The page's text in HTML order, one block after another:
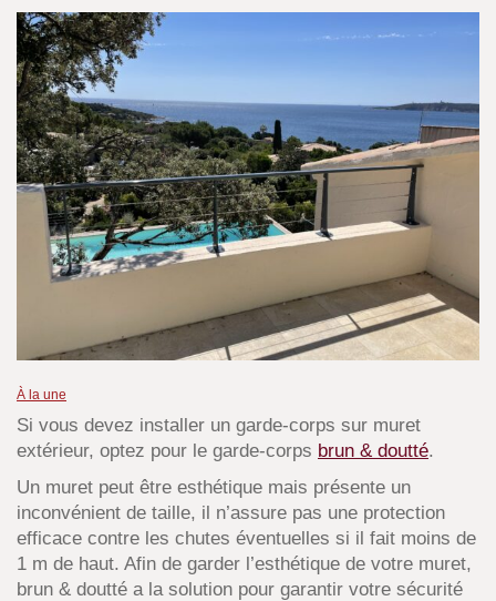
À la une
Si vous devez installer un garde-corps sur muret
extérieur, optez pour le garde-corps brun & doutté.
Un muret peut être esthétique mais présente un
inconvénient de taille, il n’assure pas une protection
efficace contre les chutes éventuelles si il fait moins de
1 m de haut. Afin de garder l’esthétique de votre muret,
brun & doutté a la solution pour garantir votre sécurité